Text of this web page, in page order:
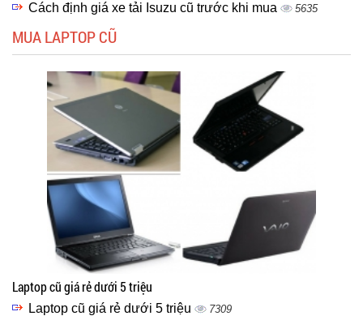
Cách định giá xe tải Isuzu cũ trước khi mua 5635
MUA LAPTOP CŨ
Laptop cũ giá rẻ dưới 5 triệu
Laptop cũ giá rẻ dưới 5 triệu 7309